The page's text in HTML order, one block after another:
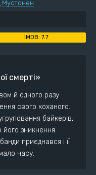
Мустонен
7.7
смерті»
й одного разу
свого коханого.
байкерів,
зникнення.
приєднався і її
часу.